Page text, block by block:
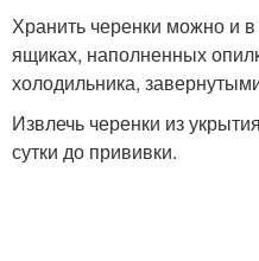
Хранить черенки можно и
ящиках, наполненных
холодильника,
Извлечь черенки из
сутки до прививки.